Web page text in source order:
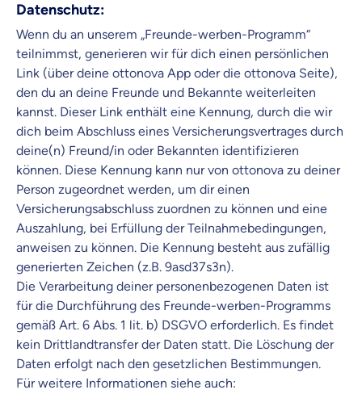
Datenschutz:
Wenn du an unserem „Freunde-werben-Programm“
teilnimmst, generieren wir für dich einen persönlichen
Link (über deine ottonova App oder die ottonova Seite),
den du an deine Freunde und Bekannte weiterleiten
kannst. Dieser Link enthält eine Kennung, durch die wir
dich beim Abschluss eines Versicherungsvertrages durch
deine(n) Freund/in oder Bekannten identifizieren
können. Diese Kennung kann nur von ottonova zu deiner
Person zugeordnet werden, um dir einen
Versicherungsabschluss zuordnen zu können und eine
Auszahlung, bei Erfüllung der Teilnahmebedingungen,
anweisen zu können. Die Kennung besteht aus zufällig
generierten Zeichen (z.B. 9asd37s3n).
Die Verarbeitung deiner personenbezogenen Daten ist
für die Durchführung des Freunde-werben-Programms
gemäß Art. 6 Abs. 1 lit. b) DSGVO erforderlich. Es findet
kein Drittlandtransfer der Daten statt. Die Löschung der
Daten erfolgt nach den gesetzlichen Bestimmungen.
Für weitere Informationen siehe auch:
Mit dem Abschicken meiner Daten erkläre ich meine
Weiter zu deinen Informationen